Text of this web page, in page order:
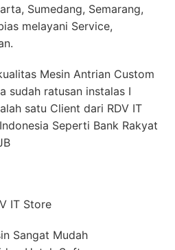
Sumedang, Semarang,
melayani Service,
Mesin Antrian Custom
sudah ratusan instalas I
satu Client dari RDV IT
Seperti Bank Rakyat
IT Store
Sangat Mudah